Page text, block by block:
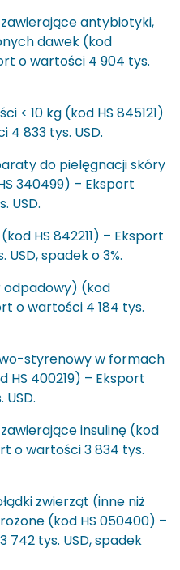
antybiotyki,
dawek (kod
o wartości 4 904 tys.
< 10 kg (kod HS 845121)
4 833 tys. USD.
do pielęgnacji skóry
340499) – Eksport
USD.
HS 842211) – Eksport
spadek o 3%.
(kod
o wartości 4 184 tys.
styrenowy w formach
400219) – Eksport
insulinę (kod
o wartości 3 834 tys.
zwierząt (inne niż
(kod HS 050400) –
742 tys. USD, spadek